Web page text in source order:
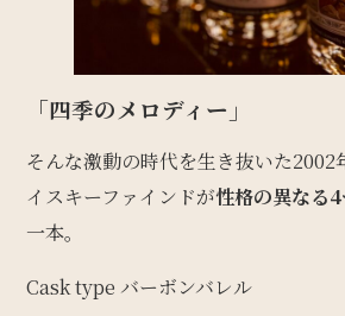
「四季のメロディー」
そんな激動の時代を生き抜いた2002
イスキーファインドが性格の異なる
一本。
Cask type バーボンバレル